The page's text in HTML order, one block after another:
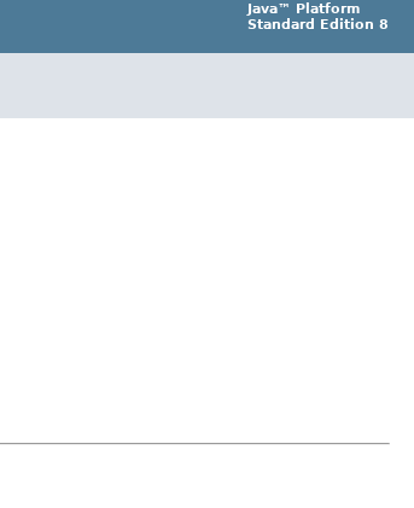
Java™ Platform
Standard Edition 8